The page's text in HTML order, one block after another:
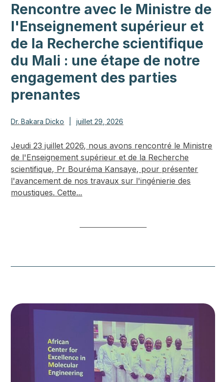
Rencontre avec le Ministre de
l'Enseignement supérieur et
de la Recherche scientifique
du Mali : une étape de notre
engagement des parties
prenantes
Dr. Bakara Dicko juillet 29, 2026
Jeudi 23 juillet 2026, nous avons rencontré le Ministre
de l'Enseignement supérieur et de la Recherche
scientifique, Pr Bouréma Kansaye, pour présenter
l'avancement de nos travaux sur l'ingénierie des
moustiques. Cette...